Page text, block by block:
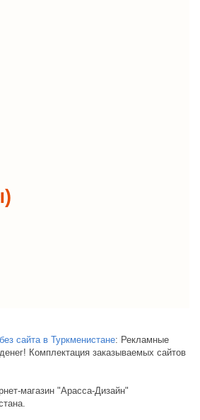
сайта в Туркменистане: Рекламные
Комплектация заказываемых сайтов
магазин "Арасса-Дизайн"